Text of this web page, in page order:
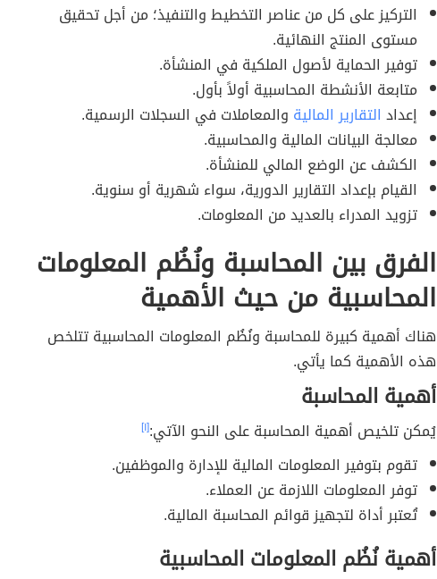
التركيز على كل من عناصر التخطيط والتنفيذ؛ من أجل تحقيق
مستوى المنتج النهائية.
توفير الحماية لأصول الملكية في المنشأة.
متابعة الأنشطة المحاسبية أولاً بأول.
إعداد التقارير المالية والمعاملات في السجلات الرسمية.
معالجة البيانات المالية والمحاسبية.
الكشف عن الوضع المالي للمنشأة.
القيام بإعداد التقارير الدورية، سواء شهرية أو سنوية.
تزويد المدراء بالعديد من المعلومات.
الفرق بين المحاسبة ونُظُم المعلومات
المحاسبية من حيث الأهمية
هناك أهمية كبيرة للمحاسبة ونُظُم المعلومات المحاسبية تتلخص
هذه الأهمية كما يأتي.
أهمية المحاسبة
يُمكن تلخيص أهمية المحاسبة على النحو الآتي:[١]
تقوم بتوفير المعلومات المالية للإدارة والموظفين.
توفر المعلومات اللازمة عن العملاء.
تُعتبر أداة لتجهيز قوائم المحاسبة المالية.
أهمية نُظُم المعلومات المحاسبية